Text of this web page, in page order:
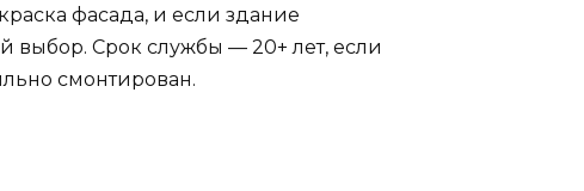
фасада, и если здание
выбор. Срок службы — 20+ лет, если
смонтирован.